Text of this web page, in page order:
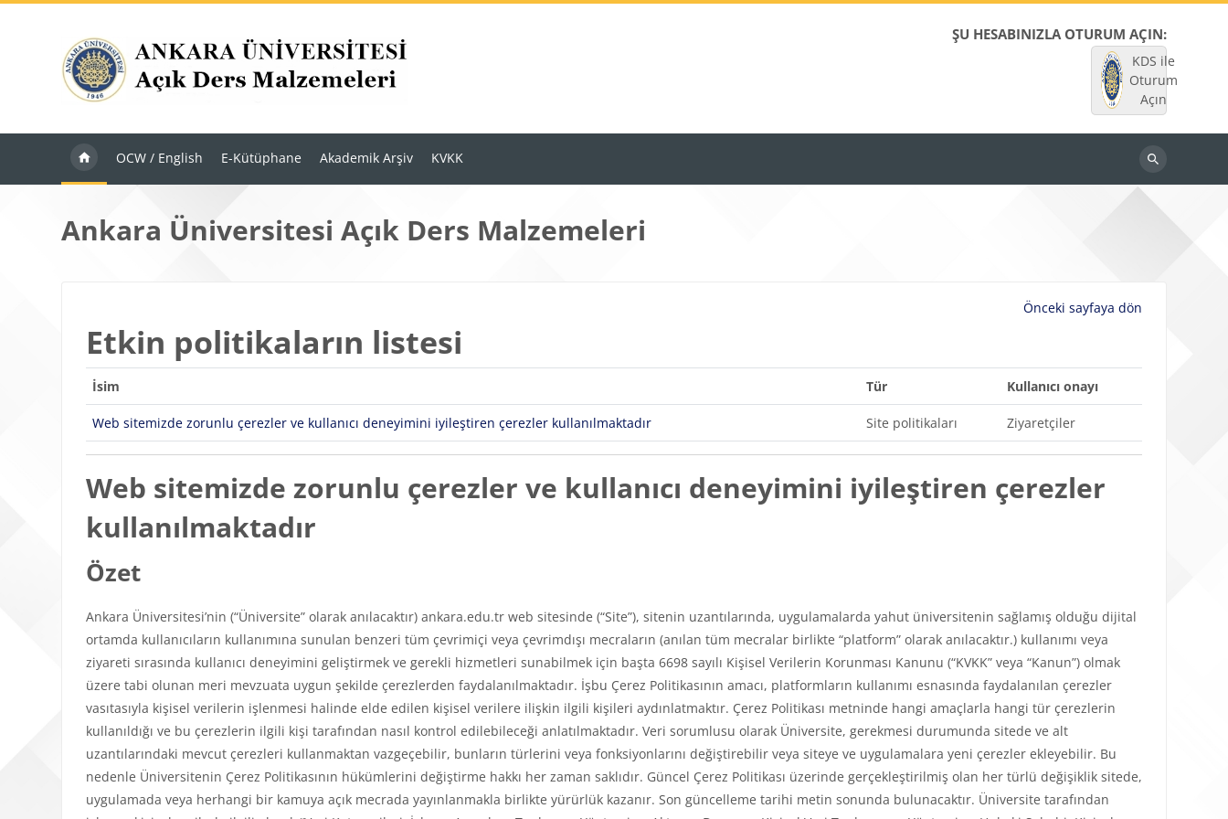
ŞU HESABINIZLA OTURUM AÇIN:
KDS ile
Oturum
Açın
OCW / English E-Kütüphane Akademik Arşiv KVKK
Dersleri
ara
Ankara Üniversitesi Açık Ders Malzemeleri
Önceki sayfaya dön
Etkin politikaların listesi
İsim Tür Kullanıcı onayı
Web sitemizde zorunlu çerezler ve kullanıcı deneyimini iyileştiren çerezler kullanılmaktadır Site politikaları Ziyaretçiler
Web sitemizde zorunlu çerezler ve kullanıcı deneyimini iyileştiren çerezler
kullanılmaktadır
Özet
Ankara Üniversitesi’nin (“Üniversite” olarak anılacaktır) ankara.edu.tr web sitesinde (“Site”), sitenin uzantılarında, uygulamalarda yahut üniversitenin sağlamış olduğu dijital
ortamda kullanıcıların kullanımına sunulan benzeri tüm çevrimiçi veya çevrimdışı mecraların (anılan tüm mecralar birlikte “platform” olarak anılacaktır.) kullanımı veya
ziyareti sırasında kullanıcı deneyimini geliştirmek ve gerekli hizmetleri sunabilmek için başta 6698 sayılı Kişisel Verilerin Korunması Kanunu (“KVKK” veya “Kanun”) olmak
üzere tabi olunan meri mevzuata uygun şekilde çerezlerden faydalanılmaktadır. İşbu Çerez Politikasının amacı, platformların kullanımı esnasında faydalanılan çerezler
vasıtasıyla kişisel verilerin işlenmesi halinde elde edilen kişisel verilere ilişkin ilgili kişileri aydınlatmaktır. Çerez Politikası metninde hangi amaçlarla hangi tür çerezlerin
kullanıldığı ve bu çerezlerin ilgili kişi tarafından nasıl kontrol edilebileceği anlatılmaktadır. Veri sorumlusu olarak Üniversite, gerekmesi durumunda sitede ve alt
uzantılarındaki mevcut çerezleri kullanmaktan vazgeçebilir, bunların türlerini veya fonksiyonlarını değiştirebilir veya siteye ve uygulamalara yeni çerezler ekleyebilir. Bu
nedenle Üniversitenin Çerez Politikasının hükümlerini değiştirme hakkı her zaman saklıdır. Güncel Çerez Politikası üzerinde gerçekleştirilmiş olan her türlü değişiklik sitede,
uygulamada veya herhangi bir kamuya açık mecrada yayınlanmakla birlikte yürürlük kazanır. Son güncelleme tarihi metin sonunda bulunacaktır. Üniversite tarafından